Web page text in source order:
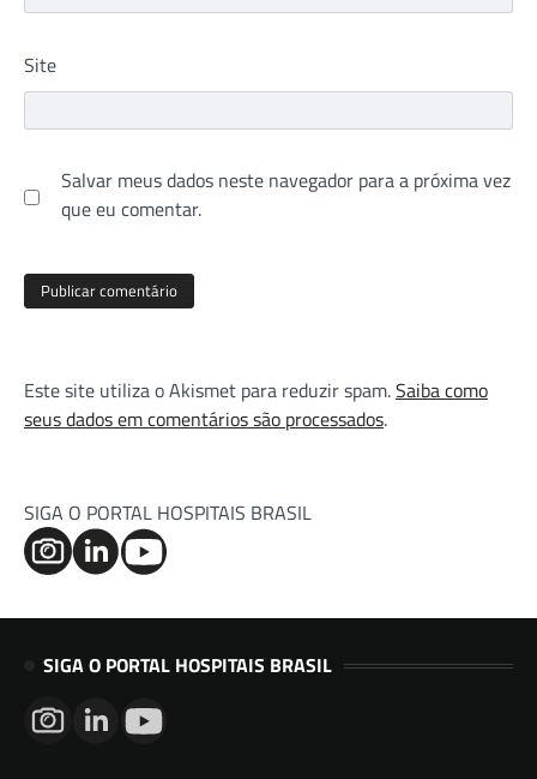
Site
Salvar meus dados neste navegador para a próxima vez
que eu comentar.
Este site utiliza o Akismet para reduzir spam.Saiba como
seus dados em comentários são processados.
SIGA O PORTAL HOSPITAIS BRASIL
SIGA O PORTAL HOSPITAIS BRASIL